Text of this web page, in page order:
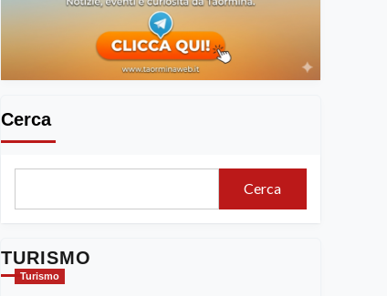
Cerca
Cerca
TURISMO
Turismo